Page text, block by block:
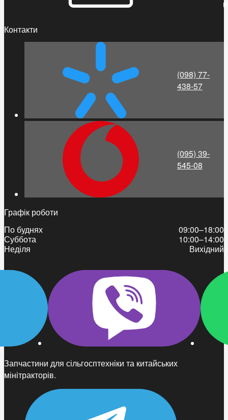
Запчастини для сільгосптехніки та китайських
мінітракторів.
Контакти
(098) 77-
438-57
(095) 39-
545-08
Графік роботи
По буднях
09:00–18:00
Суббота
10:00–14:00
Неділя
Вихідний